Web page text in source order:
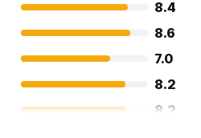
8.4
8.6
7.0
8.2
8.2